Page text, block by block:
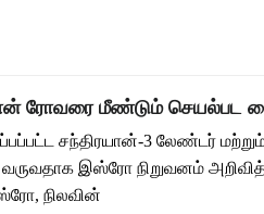
ரோவரை மீண்டும் செயல்பட
சந்திரயான்-3 லேண்டர்
இஸ்ரோ நிறுவனம்
நிலவின்